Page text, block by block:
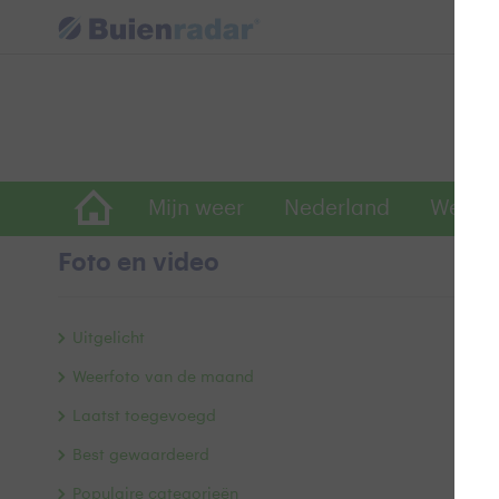
Mijn weer Nederland
Foto en video
Uitgelicht
Weerfoto van de maand
Laatst toegevoegd
Best gewaardeerd
Populaire categorieën